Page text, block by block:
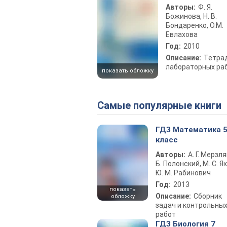
показать обложку
Авторы: Ф. Я.
Божинова, Н. В.
Бондаренко, О.М.
Евлахова
Год: 2010
Описание:
лабораторных
Самые популярные книги
показать
обложку
ГДЗ Математика 5
класс
Авторы: А. Г.
Б. Полонский, М. С.
Ю. М. Рабинович
Год: 2013
Описание: Сборник
задач и контрольных
работ
ГДЗ Биология 7